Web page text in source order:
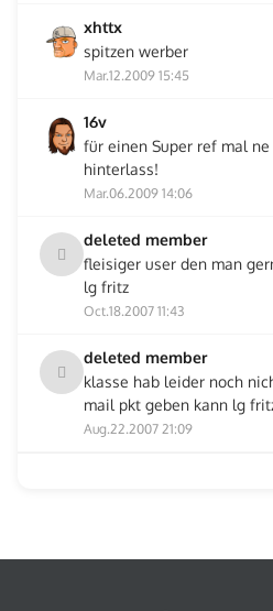
xhttx
spitzen werber
Mar.12.2009 15:45
16v
für einen Super ref mal
hinterlass!
Mar.06.2009 14:06
deleted member
fleisiger user den man
lg fritz
Oct.18.2007 11:43
deleted member
klasse hab leider noch
mail pkt geben kann lg
Aug.22.2007 21:09